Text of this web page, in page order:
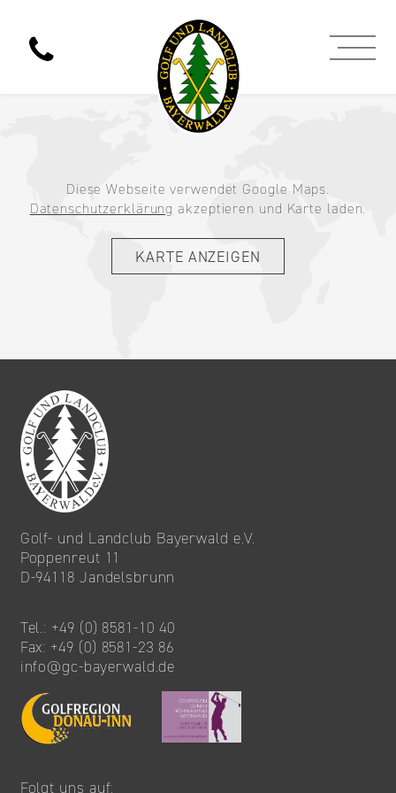
Diese Webseite verwendet Google Maps.
Datenschutzerklärung akzeptieren und Karte laden.
KARTE ANZEIGEN
Golf- und Landclub Bayerwald e.V.
Poppenreut 11
D-94118 Jandelsbrunn
Tel.: +49 (0) 8581-10 40
Fax: +49 (0) 8581-23 86
info@gc-bayerwald.de
Folgt uns auf: